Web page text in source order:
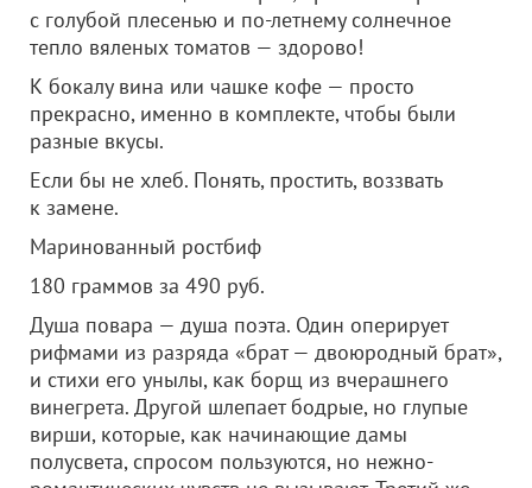
с голубой плесенью и по-летнему солнечное
тепло вяленых томатов — здорово!
К бокалу вина или чашке кофе — просто
прекрасно, именно в комплекте, чтобы были
разные вкусы.
Если бы не хлеб. Понять, простить, воззвать
к замене.
Маринованный ростбиф
180 граммов за 490 руб.
Душа повара — душа поэта. Один оперирует
рифмами из разряда «брат — двоюродный брат»,
и стихи его унылы, как борщ из вчерашнего
винегрета. Другой шлепает бодрые, но глупые
вирши, которые, как начинающие дамы
полусвета, спросом пользуются, но нежно-